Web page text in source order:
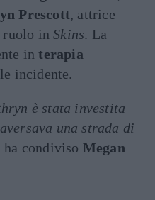
Prescott, attrice
ruolo inSkins. La
interapia
incidente.
è stata investita
una strada di
ha condiviso Megan